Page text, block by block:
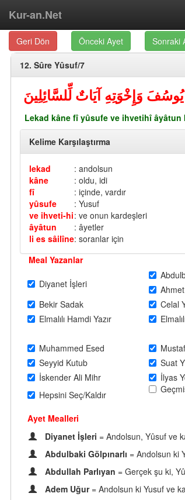
Kur-an.Net
Geri Dön Önceki Ayet Sonraki
12. Sûre Yûsuf/7
وَإِخْوَتِهِ آيَاتٌ لِّلسَّائِلِينَ
Lekad kâne fî yûsufe ve ihvetihî
Kelime Karşılaştırma
lekad
: andolsun
kâne
: oldu, idi
fî
: içinde, vardır
yûsufe
: Yusuf
ve ihveti-hi: ve onun kardeşleri
âyâtun
: âyetler
li es sâilîne: soranlar için
Meal Yazanlar
Diyanet İşleri
Bekir Sadak
Celal
Elmalılı Hamdi Yazır
Muhammed Esed
Seyyid Kutub
Suat
İskender Ali Mihr
İlyas
Hepsini Seç/Kaldır
Ayet Mealleri
Diyanet İşleri = Andolsun, Yûsuf ve
Abdulbaki Gölpınarlı = Andolsun ki
Abdullah Parlıyan = Gerçek şu ki,
Adem Uğur = Andolsun ki Yusuf ve